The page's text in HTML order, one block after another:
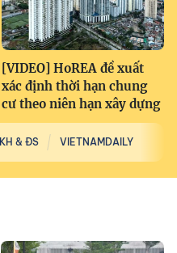
[VIDEO] HoREA đề xuất
xác định thời hạn chung
cư theo niên hạn xây dựng
KH & ĐS VIETNAMDAILY